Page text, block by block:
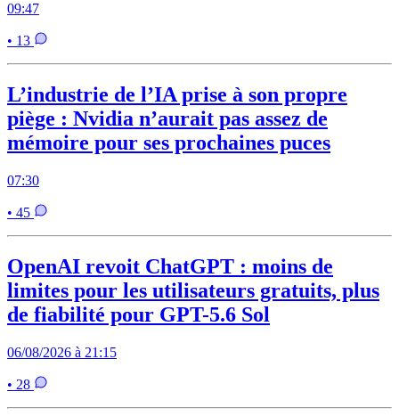
09:47
• 13
L’industrie de l’IA prise à son propre
piège : Nvidia n’aurait pas assez de
mémoire pour ses prochaines puces
07:30
• 45
OpenAI revoit ChatGPT : moins de
limites pour les utilisateurs gratuits, plus
de fiabilité pour GPT-5.6 Sol
06/08/2026 à 21:15
• 28